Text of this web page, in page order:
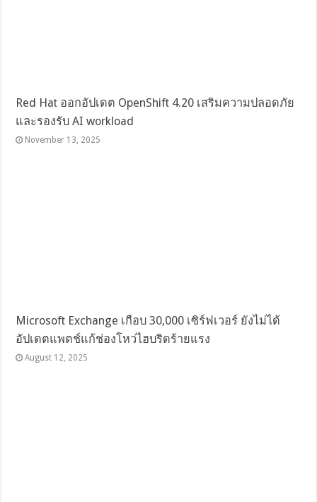
Red Hat ออกอัปเดต OpenShift 4.20 เสริมความปลอดภัย
และรองรับ AI workload
November 13, 2025
Microsoft Exchange เกือบ 30,000 เซิร์ฟเวอร์ ยังไม่ได้
อัปเดตแพตช์แก้ช่องโหว่ไฮบริดร้ายแรง
August 12, 2025